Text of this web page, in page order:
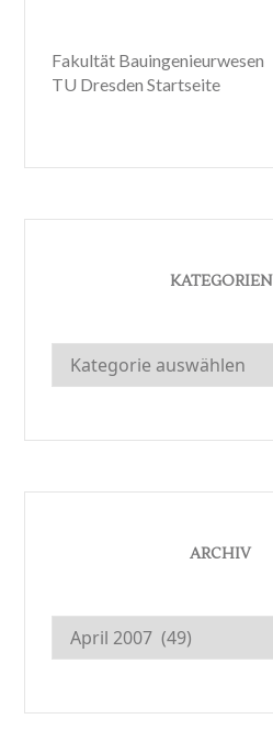
Fakultät Bauingenieurwesen
TU Dresden Startseite
KATEGORIEN
Kategorien
ARCHIV
Archiv